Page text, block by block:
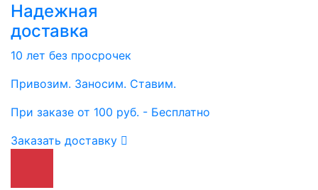
Надежная
доставка
10 лет без просрочек
Привозим. Заносим. Ставим.
При заказе от 100 руб. - Бесплатно
Заказать доставку